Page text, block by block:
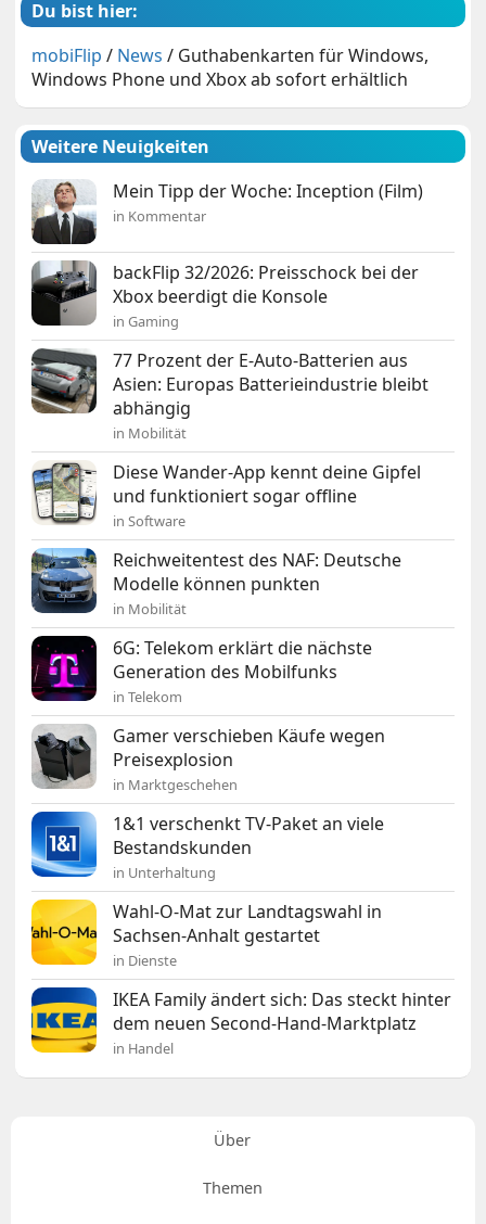
Du bist hier:
mobiFlip / News / Guthabenkarten für Windows,
Windows Phone und Xbox ab sofort erhältlich
Weitere Neuigkeiten
Mein Tipp der Woche: Inception (Film)
in Kommentar
backFlip 32/2026: Preisschock bei der
Xbox beerdigt die Konsole
in Gaming
77 Prozent der E-Auto-Batterien aus
Asien: Europas Batterieindustrie bleibt
abhängig
in Mobilität
Diese Wander-App kennt deine Gipfel
und funktioniert sogar offline
in Software
Reichweitentest des NAF: Deutsche
Modelle können punkten
in Mobilität
6G: Telekom erklärt die nächste
Generation des Mobilfunks
in Telekom
Gamer verschieben Käufe wegen
Preisexplosion
in Marktgeschehen
1&1 verschenkt TV-Paket an viele
Bestandskunden
in Unterhaltung
Wahl-O-Mat zur Landtagswahl in
Sachsen-Anhalt gestartet
in Dienste
IKEA Family ändert sich: Das steckt hinter
dem neuen Second-Hand-Marktplatz
in Handel
Über
Themen